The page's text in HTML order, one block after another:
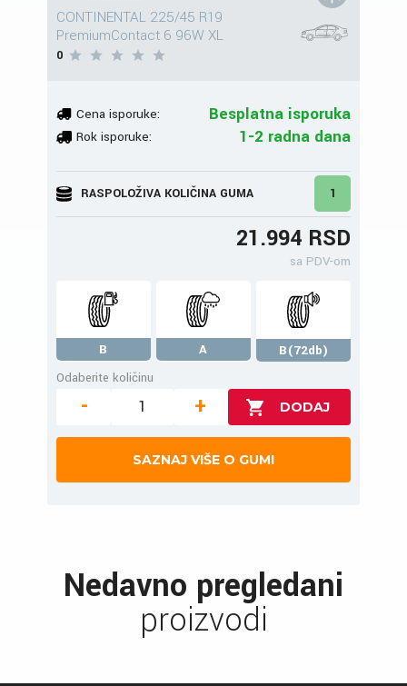
CONTINENTAL 225/45 R19
PremiumContact 6 96W XL
0
Cena isporuke: Besplatna isporuka
Rok isporuke: 1-2 radna dana
RASPOLOŽIVA KOLIČINA GUMA 1
21.994 RSD
sa PDV-om
B A
B(72db)
Odaberite količinu
- +
SAZNAJ VIŠE O GUMI
Nedavno pregledani
proizvodi